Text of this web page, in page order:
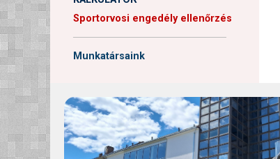
Sportorvosi engedély ellenőrzés
──────────────────────
Munkatársaink